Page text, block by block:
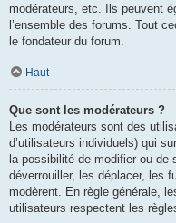
modérateurs, etc. Ils peuvent
l’ensemble des forums. Tout
le fondateur du forum.
Haut
Que sont les modérateurs ?
Les modérateurs sont des
d’utilisateurs individuels) qui
la possibilité de modifier ou de
déverrouiller, les déplacer, les
modèrent. En règle générale,
utilisateurs respectent les